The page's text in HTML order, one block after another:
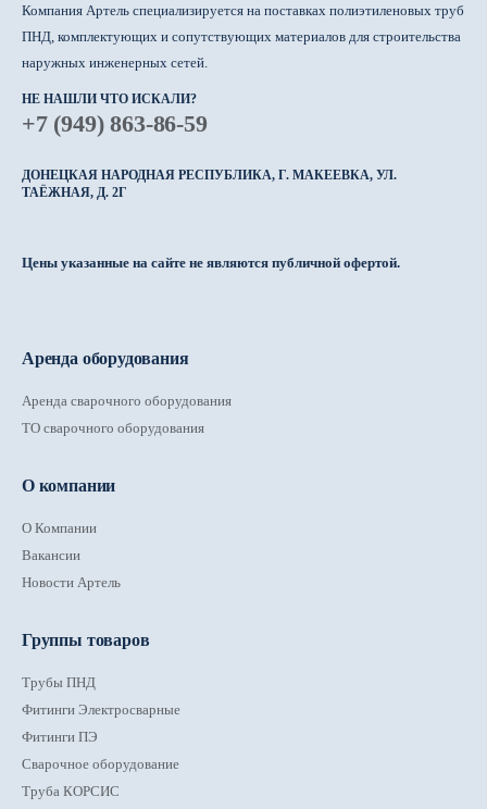
Компания Артель специализируется на поставках полиэтиленовых труб
ПНД, комплектующих и сопутствующих материалов для строительства
наружных инженерных сетей.
НЕ НАШЛИ ЧТО ИСКАЛИ?
+7 (949) 863-86-59
ДОНЕЦКАЯ НАРОДНАЯ РЕСПУБЛИКА, Г. МАКЕЕВКА, УЛ.
ТАЁЖНАЯ, Д. 2Г
Цены указанные на сайте не являются публичной офертой.
Аренда оборудования
Аренда сварочного оборудования
ТО сварочного оборудования
О компании
О Компании
Вакансии
Новости Артель
Группы товаров
Трубы ПНД
Фитинги Электросварные
Фитинги ПЭ
Сварочное оборудование
Труба КОРСИС